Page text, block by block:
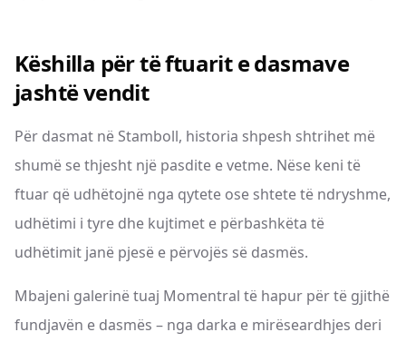
Këshilla për të ftuarit e dasmave
jashtë vendit
Për dasmat në Stamboll, historia shpesh shtrihet më
shumë se thjesht një pasdite e vetme. Nëse keni të
ftuar që udhëtojnë nga qytete ose shtete të ndryshme,
udhëtimi i tyre dhe kujtimet e përbashkëta të
udhëtimit janë pjesë e përvojës së dasmës.
Mbajeni galerinë tuaj Momentral të hapur për të gjithë
fundjavën e dasmës – nga darka e mirëseardhjes deri